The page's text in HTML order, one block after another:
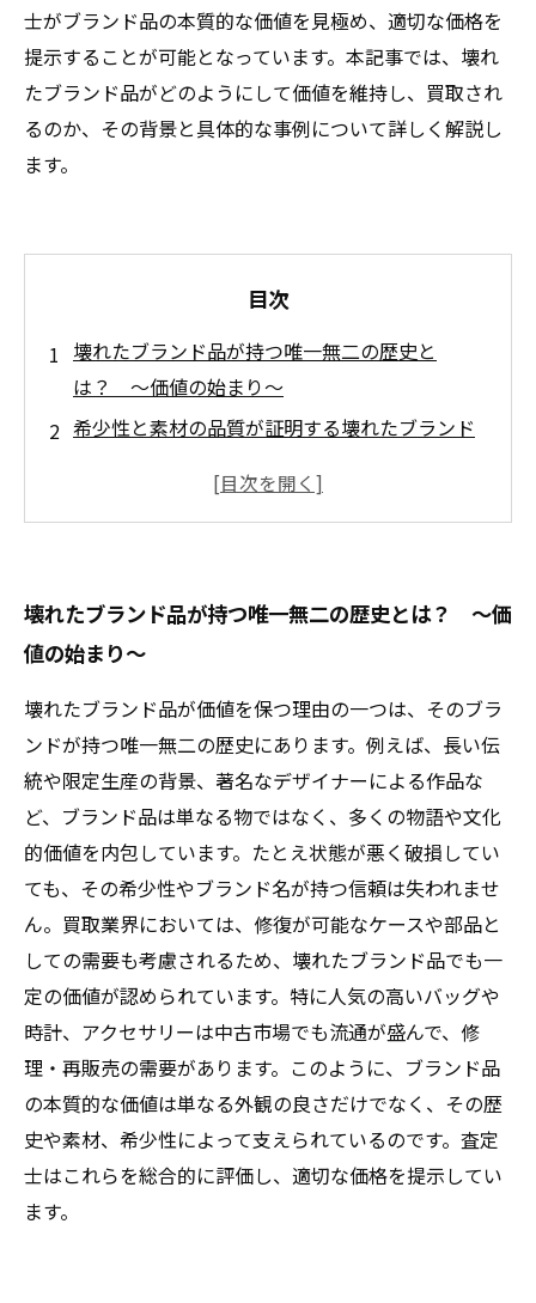
士がブランド品の本質的な価値を見極め、適切な価格を
提示することが可能となっています。本記事では、壊れ
たブランド品がどのようにして価値を維持し、買取され
るのか、その背景と具体的な事例について詳しく解説し
ます。
目次
壊れたブランド品が持つ唯一無二の歴史と
は？ ～価値の始まり～
希少性と素材の品質が証明する壊れたブランド
査定士が語る！壊れていても高値がつくその理
市場の現実～需要の裏側～
実例紹介：壊れたブランドバッグが再び輝きを
取り戻す瞬間～価値の再生～
壊れたからといって諦めないで！ブランド品を
手放す前に知るべきこと
あなたの壊れたブランド品は宝物！正しい査定
で価値を最大化する方法
壊れたブランド品が持つ唯一無二の歴史とは？ ～価
値の始まり～
壊れたブランド品が価値を保つ理由の一つは、そのブラ
ンドが持つ唯一無二の歴史にあります。例えば、長い伝
統や限定生産の背景、著名なデザイナーによる作品な
ど、ブランド品は単なる物ではなく、多くの物語や文化
的価値を内包しています。たとえ状態が悪く破損してい
ても、その希少性やブランド名が持つ信頼は失われませ
ん。買取業界においては、修復が可能なケースや部品と
しての需要も考慮されるため、壊れたブランド品でも一
定の価値が認められています。特に人気の高いバッグや
時計、アクセサリーは中古市場でも流通が盛んで、修
理・再販売の需要があります。このように、ブランド品
の本質的な価値は単なる外観の良さだけでなく、その歴
史や素材、希少性によって支えられているのです。査定
士はこれらを総合的に評価し、適切な価格を提示してい
ます。